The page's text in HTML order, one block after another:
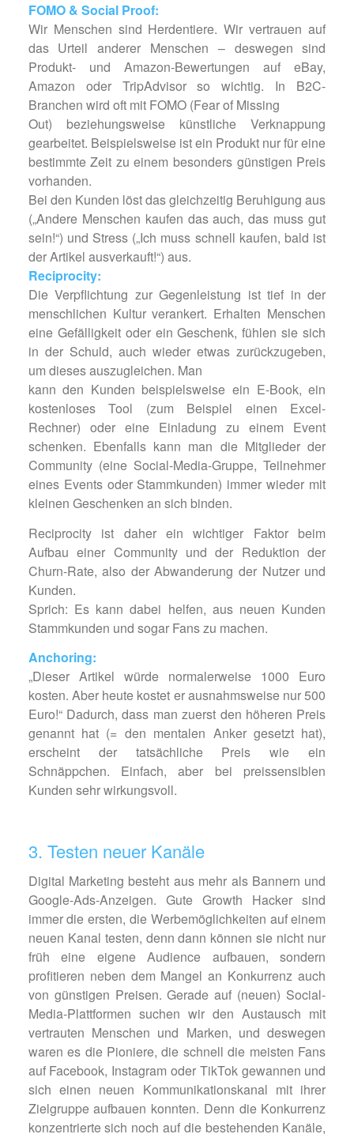
FOMO & Social Proof:
Wir Menschen sind Herdentiere. Wir vertrauen auf
das Urteil anderer Menschen – deswegen sind
Produkt- und Amazon-Bewertungen auf eBay,
Amazon oder TripAdvisor so wichtig. In B2C-
Branchen wird oft mit FOMO (Fear of Missing
Out) beziehungsweise künstliche Verknappung
gearbeitet. Beispielsweise ist ein Produkt nur für eine
bestimmte Zeit zu einem besonders günstigen Preis
vorhanden.
Bei den Kunden löst das gleichzeitig Beruhigung aus
(„Andere Menschen kaufen das auch, das muss gut
sein!“) und Stress („Ich muss schnell kaufen, bald ist
der Artikel ausverkauft!“) aus.
Reciprocity:
Die Verpflichtung zur Gegenleistung ist tief in der
menschlichen Kultur verankert. Erhalten Menschen
eine Gefälligkeit oder ein Geschenk, fühlen sie sich
in der Schuld, auch wieder etwas zurückzugeben,
um dieses auszugleichen. Man
kann den Kunden beispielsweise ein E-Book, ein
kostenloses Tool (zum Beispiel einen Excel-
Rechner) oder eine Einladung zu einem Event
schenken. Ebenfalls kann man die Mitglieder der
Community (eine Social-Media-Gruppe, Teilnehmer
eines Events oder Stammkunden) immer wieder mit
kleinen Geschenken an sich binden.
Reciprocity ist daher ein wichtiger Faktor beim
Aufbau einer Community und der Reduktion der
Churn-Rate, also der Abwanderung der Nutzer und
Kunden.
Sprich: Es kann dabei helfen, aus neuen Kunden
Stammkunden und sogar Fans zu machen.
Anchoring:
„Dieser Artikel würde normalerweise 1000 Euro
kosten. Aber heute kostet er ausnahmsweise nur 500
Euro!“ Dadurch, dass man zuerst den höheren Preis
genannt hat (= den mentalen Anker gesetzt hat),
erscheint der tatsächliche Preis wie ein
Schnäppchen. Einfach, aber bei preissensiblen
Kunden sehr wirkungsvoll.
3. Testen neuer Kanäle
Digital Marketing besteht aus mehr als Bannern und
Google-Ads-Anzeigen. Gute Growth Hacker sind
immer die ersten, die Werbemöglichkeiten auf einem
neuen Kanal testen, denn dann können sie nicht nur
früh eine eigene Audience aufbauen, sondern
profitieren neben dem Mangel an Konkurrenz auch
von günstigen Preisen. Gerade auf (neuen) Social-
Media-Plattformen suchen wir den Austausch mit
vertrauten Menschen und Marken, und deswegen
waren es die Pioniere, die schnell die meisten Fans
auf Facebook, Instagram oder TikTok gewannen und
sich einen neuen Kommunikationskanal mit ihrer
Zielgruppe aufbauen konnten. Denn die Konkurrenz
konzentrierte sich noch auf die bestehenden Kanäle,